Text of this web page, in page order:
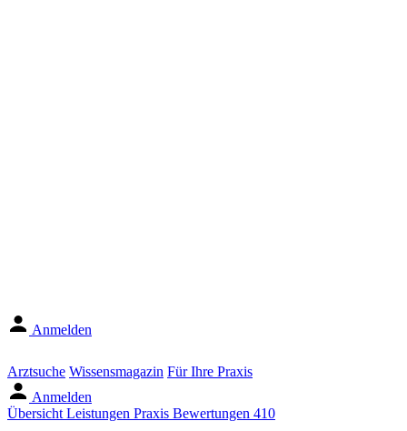
Anmelden
Arztsuche Wissensmagazin Für Ihre Praxis
Anmelden
Übersicht Leistungen Praxis Bewertungen 410